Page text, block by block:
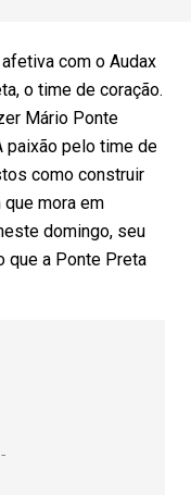
com o Audax
o time de coração.
Mário Ponte
paixão pelo time de
como construir
mora em
domingo, seu
que a Ponte Preta